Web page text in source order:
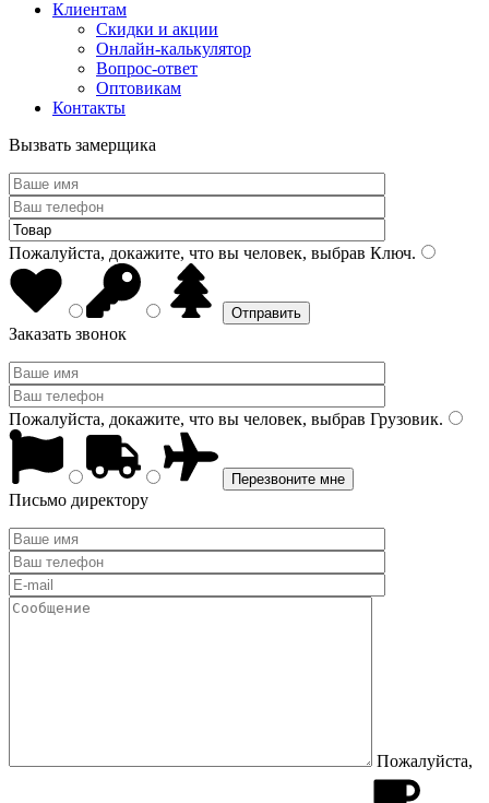
Клиентам
Скидки и акции
Онлайн-калькулятор
Вопрос-ответ
Оптовикам
Контакты
Вызвать замерщика
Пожалуйста, докажите, что вы человек, выбрав Ключ.
Заказать звонок
Пожалуйста, докажите, что вы человек, выбрав Грузовик.
Письмо директору
Пожалуйста,